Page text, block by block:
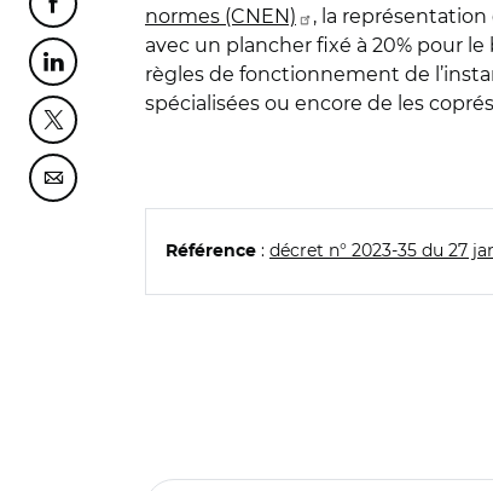
Partager cette page sur Facebook
Partager cette page sur Linkedin
Partager cette page sur Twitter
Partager cette page sur Courriel
normes (CNEN)
, la représentation
avec un plancher fixé à 20% pour
règles de fonctionnement de
spécialisées ou encore de les
Référence : décret n° 2023-35 du 27